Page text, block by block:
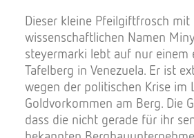
Dieser kleine Pfeilgiftfrosch mit
wissenschaftlichen Namen
steyermarki lebt auf nur einem
Tafelberg in Venezuela. Er ist
wegen der politischen Krise im
Goldvorkommen am Berg. Die
dass die nicht gerade für ihr